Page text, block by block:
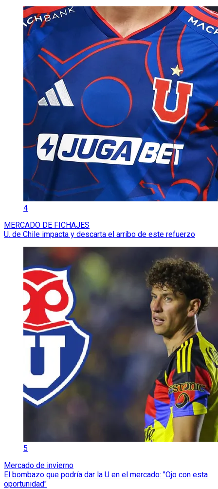
4
MERCADO DE FICHAJES
U. de Chile impacta y descarta el arribo de este refuerzo
5
Mercado de invierno
El bombazo que podría dar la U en el mercado: "Ojo con esta
oportunidad"